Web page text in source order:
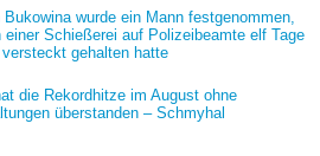
Bukowina wurde ein Mann festgenommen,
einer Schießerei auf Polizeibeamte elf Tage
gehalten hatte
die Rekordhitze im August ohne
überstanden – Schmyhal